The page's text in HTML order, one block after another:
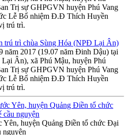
Trị sự GHPGVN huyện Phú Vang
Lễ Bổ nhiệm Đ.Đ Thích Huyền
trú trì.
trú trì chùa Sùng Hóa (NPĐ Lại Ân)
năm 2017 (19.07 năm Đinh Dậu) tại
Ân), xã Phú Mậu, huyện Phú
Trị sự GHPGVN huyện Phú Vang
Lễ Bổ nhiệm Đ.Đ Thích Huyền
trú trì.
Yên, huyện Quảng Điền tổ chức Đại
nguyện